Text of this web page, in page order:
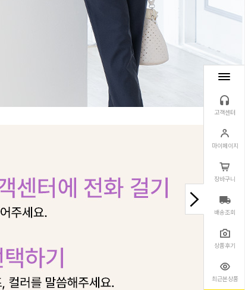
고객센터
마이페이지
장바구니
배송조회
상품후기
최근본상품